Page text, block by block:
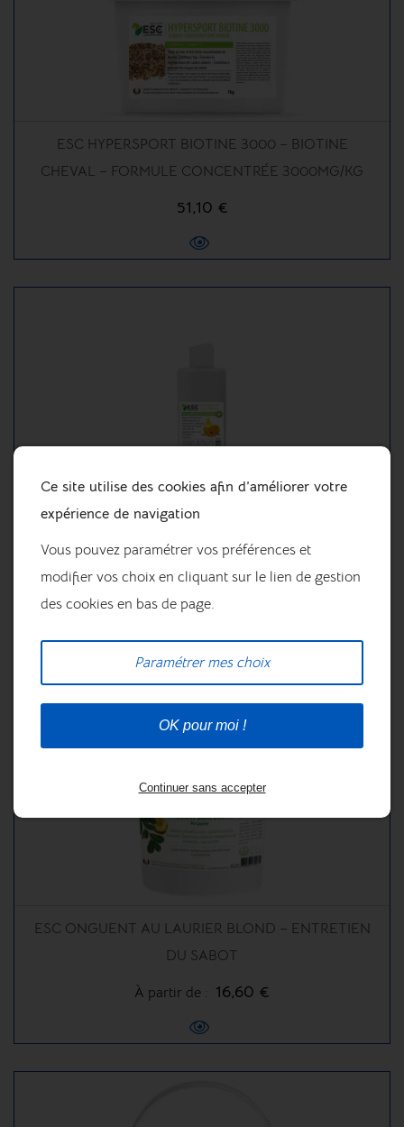
ESC HYPERSPORT BIOTINE 3000 – BIOTINE
CHEVAL – FORMULE CONCENTRÉE 3000MG/KG
51,10 €
ET PEAU IRRITÉE CHEVAL
20,20 €
ESC ONGUENT AU LAURIER BLOND – ENTRETIEN
DU SABOT
À partir de : 16,60 €
Ce site utilise des cookies afin d’améliorer votre
expérience de navigation
Vous pouvez paramétrer vos préférences et
modifier vos choix en cliquant sur le lien de gestion
des cookies en bas de page.
Paramétrer mes choix
OK pour moi !
Continuer sans accepter